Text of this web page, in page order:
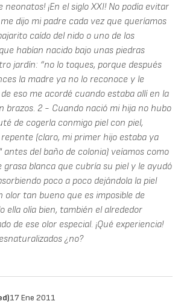
neonatos! ¡En el siglo XXI! No podía evitar
dijo mi padre cada vez que queríamos
caído del nido o uno de los
habían nacido bajo unas piedras
jardín: “no lo toques, porque después
la madre ya no lo reconoce y le
eso me acordé cuando estaba allí en la
brazos. 2 - Cuando nació mi hija no hubo
de cogerla conmigo piel con piel,
(claro, mi primer hijo estaba ya
antes del baño de colonia) veíamos como
grasa blanca que cubría su piel y le ayudó
poco a poco dejándola la piel
olor tan bueno que es imposible de
ella olía bien, también el alrededor
de ese olor especial. ¡Qué experiencia!
¿no?
17 Ene 2011